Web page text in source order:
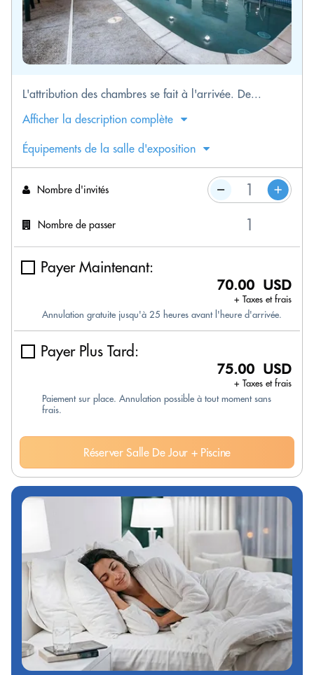
L'attribution des chambres se fait à l'arrivée. De...
Afficher la description complète
Équipements de la salle d'exposition
Nombre d'invités
Nombre de passer
Payer Maintenant:
70.00 USD
+ Taxes et frais
Annulation gratuite jusqu'à 25 heures avant l'heure d'arrivée.
Payer Plus Tard:
75.00 USD
+ Taxes et frais
Paiement sur place. Annulation possible à tout moment sans
frais.
Réserver Salle De Jour + Piscine